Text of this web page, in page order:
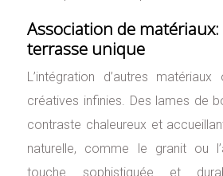
Association de
terrasse unique
L’intégration d’autres
créatives infinies. Des lames de
contraste chaleureux et
naturelle, comme le granit ou
touche sophistiquée et